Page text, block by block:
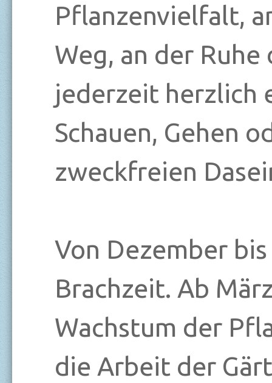
Pflanzenvielfalt,
Weg, an der Ruhe
jederzeit herzlich
Schauen, Gehen
zweckfreien
Von Dezember
Brachzeit. Ab
Wachstum der
die Arbeit der